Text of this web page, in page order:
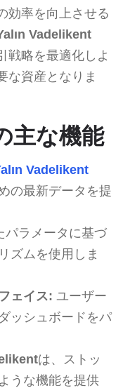
効率を向上させる
Vadelikent
戦略を最適化しよ
な資産となりま
主な機能
Vadelikent
の最新データを提
パラメータに基づ
ズムを使用しま
ェイス: ユーザー
ッシュボードをパ
は、ストッ
うな機能を提供